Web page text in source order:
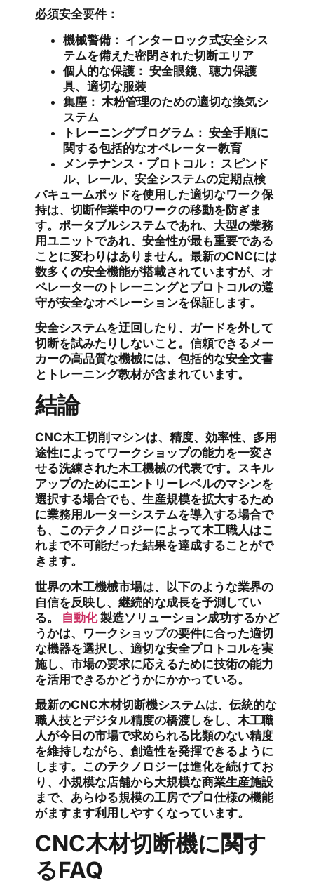
必須安全要件：
機械警備： インターロック式安全シス
テムを備えた密閉された切断エリア
個人的な保護： 安全眼鏡、聴力保護
具、適切な服装
集塵： 木粉管理のための適切な換気シ
ステム
トレーニングプログラム： 安全手順に
関する包括的なオペレーター教育
メンテナンス・プロトコル： スピンド
ル、レール、安全システムの定期点検
バキュームポッドを使用した適切なワーク保
持は、切断作業中のワークの移動を防ぎま
す。ポータブルシステムであれ、大型の業務
用ユニットであれ、安全性が最も重要である
ことに変わりはありません。最新のCNCには
数多くの安全機能が搭載されていますが、オ
ペレーターのトレーニングとプロトコルの遵
守が安全なオペレーションを保証します。
安全システムを迂回したり、ガードを外して
切断を試みたりしないこと。信頼できるメー
カーの高品質な機械には、包括的な安全文書
とトレーニング教材が含まれています。
結論
CNC木工切削マシンは、精度、効率性、多用
途性によってワークショップの能力を一変さ
せる洗練された木工機械の代表です。スキル
アップのためにエントリーレベルのマシンを
選択する場合でも、生産規模を拡大するため
に業務用ルーターシステムを導入する場合で
も、このテクノロジーによって木工職人はこ
れまで不可能だった結果を達成することがで
きます。
世界の木工機械市場は、以下のような業界の
自信を反映し、継続的な成長を予測してい
る。 自動化製造ソリューション成功するかど
うかは、ワークショップの要件に合った適切
な機器を選択し、適切な安全プロトコルを実
施し、市場の要求に応えるために技術の能力
を活用できるかどうかにかかっている。
最新のCNC木材切断機システムは、伝統的な
職人技とデジタル精度の橋渡しをし、木工職
人が今日の市場で求められる比類のない精度
を維持しながら、創造性を発揮できるように
します。このテクノロジーは進化を続けてお
り、小規模な店舗から大規模な商業生産施設
まで、あらゆる規模の工房でプロ仕様の機能
がますます利用しやすくなっています。
CNC木材切断機に関す
るFAQ